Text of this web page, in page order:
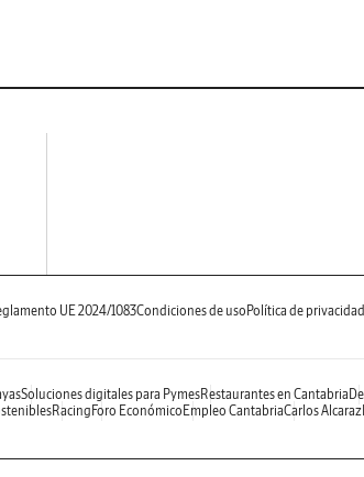
UE 2024/1083Condiciones de uso Política de privacidad
Soluciones digitales para PymesRestaurantes en Cantabria
Racing Foro Económico Empleo CantabriaCarlos Alcaraz